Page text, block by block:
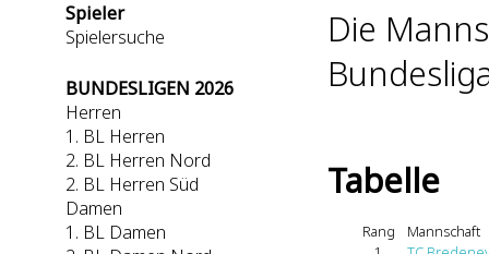
Spieler
Spielersuche
BUNDESLIGEN 2026
Herren
1. BL Herren
2. BL Herren Nord
2. BL Herren Süd
Damen
1. BL Damen
Die
Tabelle
Rang
Mannschaft